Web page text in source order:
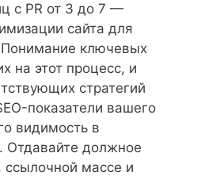
с PR от 3 до 7 —
сайта для
ключевых
на этот процесс, и
стратегий
показатели вашего
видимость в
Отдавайте должное
ссылочной массе и